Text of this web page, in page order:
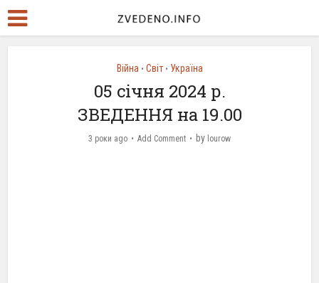
Війна • Світ • Україна
05 січня 2024 р.
ЗВЕДЕННЯ на 19.00
3 роки ago Add Comment by lourow